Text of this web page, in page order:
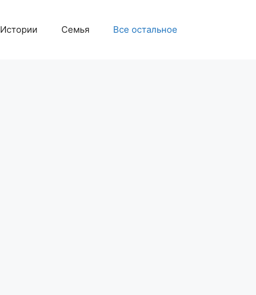
Истории Семья Все остальное